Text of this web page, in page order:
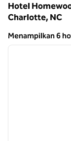
Hotel
Charlotte, NC
Menampilkan 6
Menampilkan 6
1 dari 12